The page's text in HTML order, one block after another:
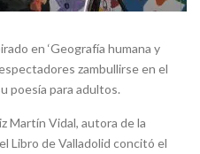
en ‘Geografía humana y
zambullirse en el
poesía para adultos.
Martín Vidal, autora de la
Libro de Valladolid concitó el